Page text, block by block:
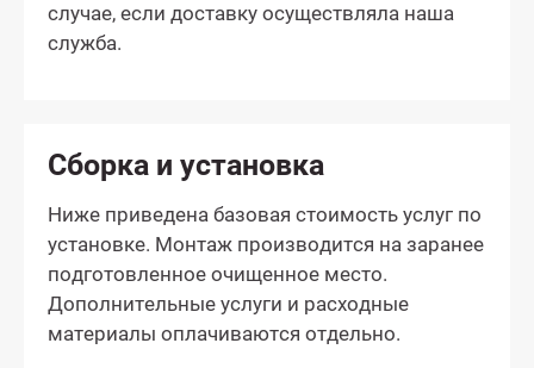
случае, если доставку осуществляла наша
служба.
Сборка и установка
Ниже приведена базовая стоимость услуг по
установке. Монтаж производится на заранее
подготовленное очищенное место.
Дополнительные услуги и расходные
материалы оплачиваются отдельно.